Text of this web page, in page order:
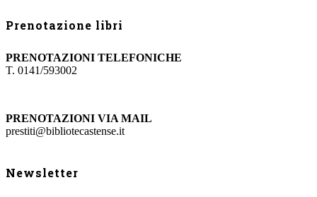
Prenotazione libri
PRENOTAZIONI TELEFONICHE
T. 0141/593002
PRENOTAZIONI VIA MAIL
prestiti@bibliotecastense.it
Newsletter